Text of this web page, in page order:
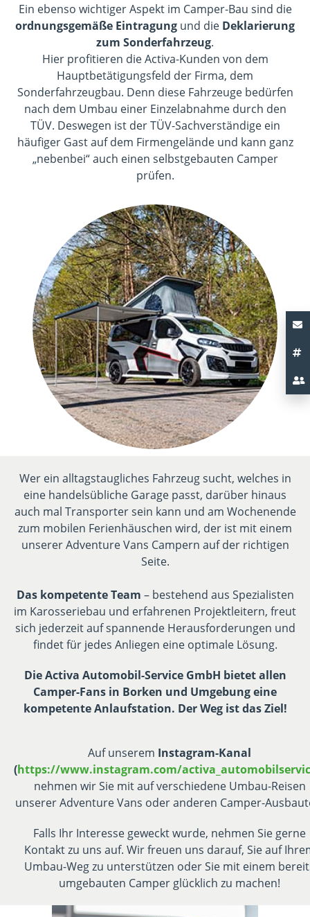
Ein ebenso wichtiger Aspekt im Camper-Bau sind die
ordnungsgemäße Eintragung und die Deklarierung
zum Sonderfahrzeug.
Hier profitieren die Activa-Kunden von dem
Hauptbetätigungsfeld der Firma, dem
Sonderfahrzeugbau. Denn diese Fahrzeuge bedürfen
nach dem Umbau einer Einzelabnahme durch den
TÜV. Deswegen ist der TÜV-Sachverständige ein
häufiger Gast auf dem Firmengelände und kann ganz
„nebenbei“ auch einen selbstgebauten Camper
prüfen.
Wer ein alltagstaugliches Fahrzeug sucht, welches in
eine handelsübliche Garage passt, darüber hinaus
auch mal Transporter sein kann und am Wochenende
zum mobilen Ferienhäuschen wird, der ist mit einem
unserer Adventure Vans Campern auf der richtigen
Seite.
Das kompetente Team – bestehend aus Spezialisten
im Karosseriebau und erfahrenen Projektleitern, freut
sich jederzeit auf spannende Herausforderungen und
findet für jedes Anliegen eine optimale Lösung.
Die Activa Automobil-Service GmbH bietet allen
Camper-Fans in Borken und Umgebung eine
kompetente Anlaufstation. Der Weg ist das Ziel!
Auf unserem Instagram-Kanal
(https://www.instagram.com/
nehmen wir Sie mit auf verschiedene Umbau-Reisen
unserer Adventure Vans oder anderen Camper-
Falls Ihr Interesse geweckt wurde, nehmen Sie gerne
Kontakt zu uns auf. Wir freuen uns darauf, Sie auf
Umbau-Weg zu unterstützen oder Sie mit einem
umgebauten Camper glücklich zu machen!